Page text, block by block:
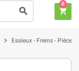
search shopping_cart
0
chevron_right Essieux - Freins - Pièces